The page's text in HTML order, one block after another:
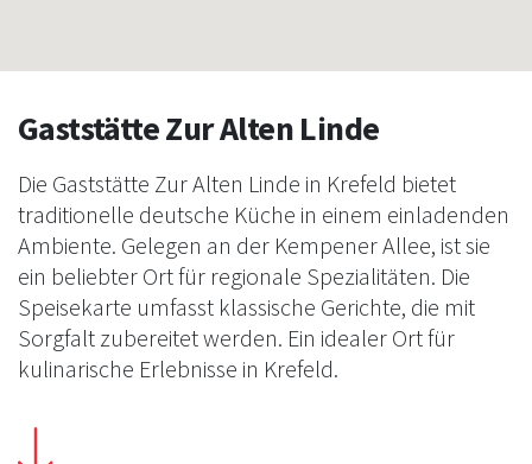
Gaststätte Zur Alten Linde
Die Gaststätte Zur Alten Linde in Krefeld bietet
traditionelle deutsche Küche in einem einladenden
Ambiente. Gelegen an der Kempener Allee, ist sie
ein beliebter Ort für regionale Spezialitäten. Die
Speisekarte umfasst klassische Gerichte, die mit
Sorgfalt zubereitet werden. Ein idealer Ort für
kulinarische Erlebnisse in Krefeld.